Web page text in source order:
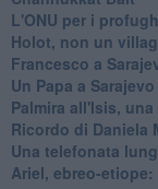
L'ONU per i
Holot, non un
Francesco a
Un Papa a Sarajevo
Palmira all'Isis,
Ricordo di Daniela
​Una telefonata
​Ariel, ebreo-